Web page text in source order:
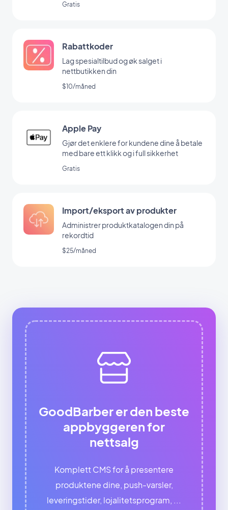
Gratis
Rabattkoder
Lag spesialtilbud og øk salget i
nettbutikken din
$10/måned
Apple Pay
Gjør det enklere for kundene dine å betale
med bare ett klikk og i full sikkerhet
Gratis
Import/eksport av produkter
Administrer produktkatalogen din på
rekordtid
$25/måned
GoodBarber er den beste
appbyggeren for
nettsalg
Komplett CMS for å presentere
produktene dine, push-varsler,
leveringstider, lojalitetsprogram, ...